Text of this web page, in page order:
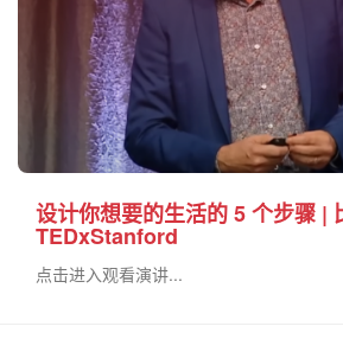
设计你想要的生活的 5 个步骤 |
TEDxStanford
点击进入观看演讲...